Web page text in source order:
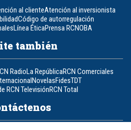
al clienteAtención al inversionista
Código de autorregulación
Línea ÉticaPrensa RCNOBA
también
RadioLa RepúblicaRCN Comerciales
NovelasFidesTDT
RCN TelevisiónRCN Total